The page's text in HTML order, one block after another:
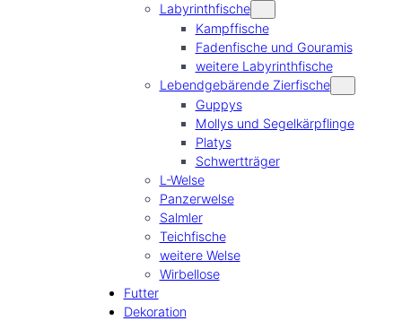
Labyrinthfische
Kampffische
Fadenfische und Gouramis
weitere Labyrinthfische
Lebendgebärende Zierfische
Guppys
Mollys und Segelkärpflinge
Platys
Schwertträger
L-Welse
Panzerwelse
Salmler
Teichfische
weitere Welse
Wirbellose
Futter
Dekoration